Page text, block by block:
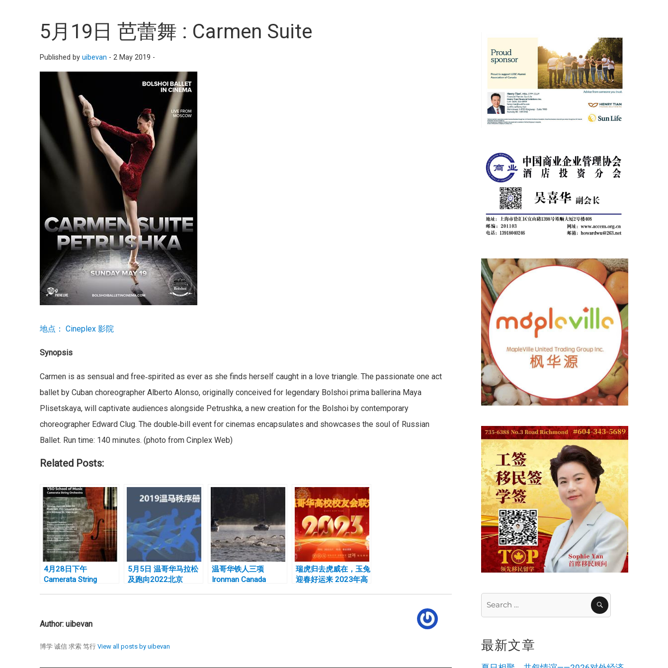
5月19日 芭蕾舞 : Carmen Suite
Published byuibevan -2 May 2019 -
地点： Cineplex 影院
Synopsis
Carmen is as sensual and free‐spirited as ever as she finds herself caught in a love triangle. The passionate one act
ballet by Cuban choreographer Alberto Alonso, originally conceived for legendary Bolshoi prima ballerina Maya
Plisetskaya, will captivate audiences alongside Petrushka, a new creation for the Bolshoi by contemporary
choreographer Edward Clug. The double‐bill event for cinemas encapsulates and showcases the soul of Russian
Ballet. Run time: 140 minutes. (photo from Cinplex Web)
Related Posts:
4月28日下午
Camerata String
5月5日 温哥华马拉松
及跑向2022北京
温哥华铁人三项
Ironman Canada
瑞虎归去虎威在，玉兔
迎春好运来 2023年高
Author: uibevan
博学 诚信 求索 笃行View all posts by uibevan
SEARCH
最新文章